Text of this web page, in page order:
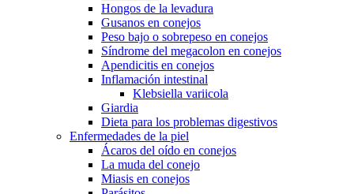
Hongos de la levadura
Gusanos en conejos
Peso bajo o sobrepeso en conejos
Síndrome del megacolon en conejos
Apendicitis en conejos
Inflamación intestinal
Klebsiella variicola
Giardia
Dieta para los problemas digestivos
Enfermedades de la piel
Ácaros del oído en conejos
La muda del conejo
Miasis en conejos